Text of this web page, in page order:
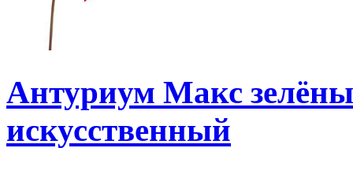
Антуриум Макс
искусственный